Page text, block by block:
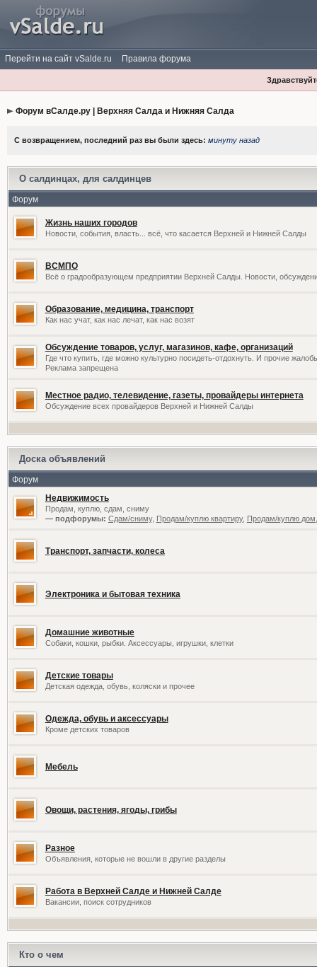
Перейти на сайт vSalde.ru Правила форума
Форум вСалде.ру | Верхняя Салда и Нижняя Салда
С возвращением, последний раз вы были здесь: минуту назад
О салдинцах, для салдинцев
Форум
Жизнь наших городов
Новости, события, власть... всё, что касается Верхней и Нижней Салды
ВСМПО
Всё о градообразующем предприятии Верхней Салды. Новости,
Образование, медицина, транспорт
Как нас учат, как нас лечат, как нас возят
Обсуждение товаров, услуг, магазинов, кафе, организаций
Где что купить, где можно культурно посидеть-отдохнуть. И прочие
Реклама запрещена
Местное радио, телевидение, газеты, провайдеры интернета
Обсуждение всех провайдеров Верхней и Нижней Салды
Доска объявлений
Форум
Недвижимость
Продам, куплю, сдам, сниму
— подфорумы: Сдам/сниму, Продам/куплю квартиру, Продам/куплю
Транспорт, запчасти, колеса
Электроника и бытовая техника
Домашние животные
Собаки, кошки, рыбки. Аксессуары, игрушки, клетки
Детские товары
Детская одежда, обувь, коляски и прочее
Одежда, обувь и аксессуары
Кроме детских товаров
Мебель
Овощи, растения, ягоды, грибы
Разное
Объявления, которые не вошли в другие разделы
Работа в Верхней Салде и Нижней Салде
Вакансии, поиск сотрудников
Кто о чем